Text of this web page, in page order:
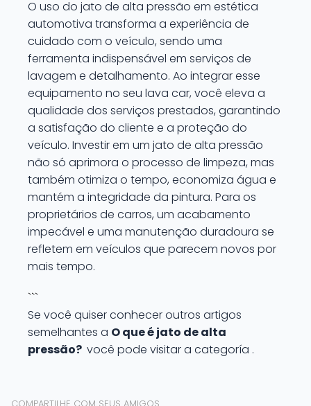
O uso do jato de alta pressão em estética
automotiva transforma a experiência de
cuidado com o veículo, sendo uma
ferramenta indispensável em serviços de
lavagem e detalhamento. Ao integrar esse
equipamento no seu lava car, você eleva a
qualidade dos serviços prestados, garantindo
a satisfação do cliente e a proteção do
veículo. Investir em um jato de alta pressão
não só aprimora o processo de limpeza, mas
também otimiza o tempo, economiza água e
mantém a integridade da pintura. Para os
proprietários de carros, um acabamento
impecável e uma manutenção duradoura se
refletem em veículos que parecem novos por
mais tempo.
```
Se você quiser conhecer outros artigos
semelhantes a O que é jato de alta
pressão? você pode visitar a categoría .